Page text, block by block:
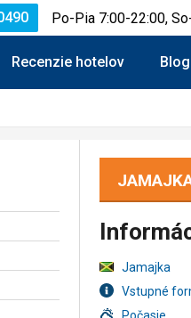
Po-Pia 7:00-22:00,
Recenzie hotelov Blog
Jamajka
Vstupné
Počasie